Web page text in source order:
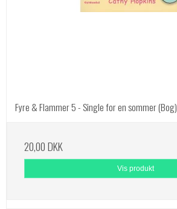
Fyre & Flammer 5 - Single for en sommer (Bog)
20,00 DKK
Vis produkt